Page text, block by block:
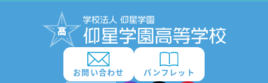
お問い合わせ
パンフレット